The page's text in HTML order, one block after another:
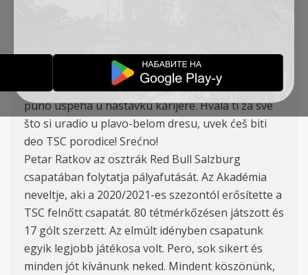
TSC-a je odigrao 80 utakmica i postigao je 17
golova. Protekle sezone je bio jedan od najboljih
igrača u našem timu. Pero, želimo ti sve najbolje i
puno uspeha u nastavku karijere. Hvala ti za sve
što si uradio u plavo-belom dresu, uvek ćeš biti
deo TSC porodice! Srećno!
Petar Ratkov az osztrák Red Bull Salzburg
csapatában folytatja pályafutását. Az Akadémia
neveltje, aki a 2020/2021-es szezontól erősítette a
TSC felnőtt csapatát. 80 tétmérkőzésen játszott és
17 gólt szerzett. Az elmúlt idényben csapatunk
egyik legjobb játékosa volt. Pero, sok sikert és
minden jót kívánunk neked. Mindent köszönünk,